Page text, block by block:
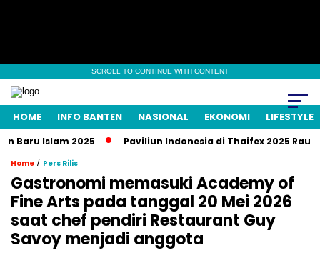
SCROLL TO CONTINUE WITH CONTENT
HOME INFO BANTEN NASIONAL EKONOMI LIFESTYLE
Islam 2025 Paviliun Indonesia di Thaifex 2025 Raup
Home / Pers Rilis
Gastronomi memasuki Academy of
Fine Arts pada tanggal 20 Mei 2026
saat chef pendiri Restaurant Guy
Savoy menjadi anggota